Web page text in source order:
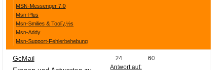
MSN-Messenger 7.0
Msn-Plus
Msn-Smilies & Toolï¿½s
Msn-Addy
Msn-Support-Fehlerbehebung
GcMail
24
60
Antwort auf: